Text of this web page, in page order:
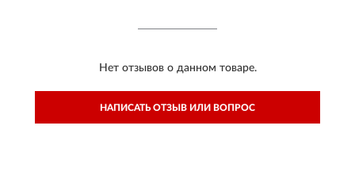
Нет отзывов о данном товаре.
НАПИСАТЬ ОТЗЫВ ИЛИ ВОПРОС